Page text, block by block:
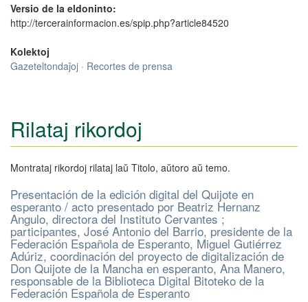
Versio de la eldoninto:
http://tercerainformacion.es/spip.php?article84520
Kolektoj
Gazeteltondaĵoj · Recortes de prensa
Rilataj rikordoj
Montrataj rikordoj rilataj laŭ Titolo, aŭtoro aŭ temo.
Presentación de la edición digital del Quijote en
esperanto / acto presentado por Beatriz Hernanz
Angulo, directora del Instituto Cervantes ;
participantes, José Antonio del Barrio, presidente de la
Federación Española de Esperanto, Miguel Gutiérrez
Adúriz, coordinación del proyecto de digitalización de
Don Quijote de la Mancha en esperanto, Ana Manero,
responsable de la Biblioteca Digital Bitoteko de la
Federación Española de Esperanto